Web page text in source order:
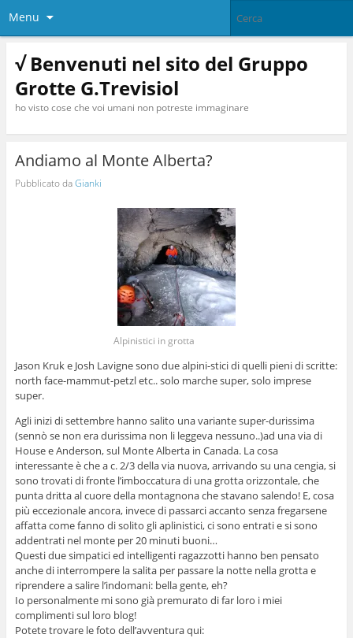
Menu
√ Benvenuti nel sito del Gruppo
Grotte G.Trevisiol
ho visto cose che voi umani non potreste immaginare
Andiamo al Monte Alberta?
Pubblicato daGianki
Alpinistici in grotta
Jason Kruk e Josh Lavigne sono due alpini-stici di quelli pieni di scritte:
north face-mammut-petzl etc.. solo marche super, solo imprese
super.
Agli inizi di settembre hanno salito una variante super-durissima
(sennò se non era durissima non li leggeva nessuno..)ad una via di
House e Anderson, sul Monte Alberta in Canada. La cosa
interessante è che a c. 2/3 della via nuova, arrivando su una cengia, si
sono trovati di fronte l’imboccatura di una grotta orizzontale, che
punta dritta al cuore della montagnona che stavano salendo! E, cosa
più eccezionale ancora, invece di passarci accanto senza fregarsene
affatta come fanno di solito gli aplinistici, ci sono entrati e si sono
addentrati nel monte per 20 minuti buoni…
Questi due simpatici ed intelligenti ragazzotti hanno ben pensato
anche di interrompere la salita per passare la notte nella grotta e
riprendere a salire l’indomani: bella gente, eh?
Io personalmente mi sono già premurato di far loro i miei
complimenti sul loro blog!
Potete trovare le foto dell’avventura qui: